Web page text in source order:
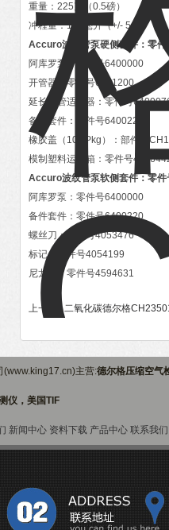
重量：225克（0.5磅）
冲程量：100毫升（+/- 5％）
Accuro波纹管泵硬侧套件：零
阿库罗泵：零件号6400000
开管器：零件号6401200
延长软管适配器：零件号
备件套件：零件号6400220
橡胶盖（10 / Pkg）：部件号
模制塑料运输箱：零件号
Accuro波纹管泵软侧套件：零
阿库罗泵：零件号6400000
备件套件：零件号6400220
螺丝刀：零件号4053476
标记：零件号4054199
尼龙袋：零件号4594631
上一篇 :二氧化碳德尔格
(www.king17.cn)主营:德尔格压缩空气
仪，美国TIF
新闻中心 资料下载 产品中心 联系我们